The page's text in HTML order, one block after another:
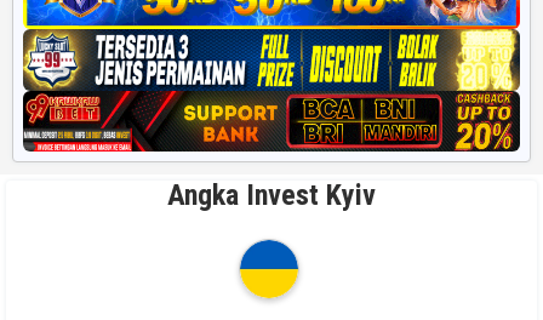
Angka Invest Kyiv